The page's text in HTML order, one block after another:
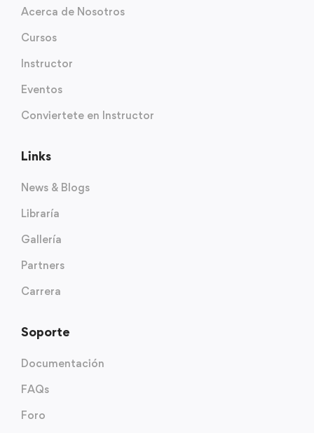
Acerca de Nosotros
Cursos
Instructor
Eventos
Conviertete en Instructor
Links
News & Blogs
Libraría
Gallería
Partners
Carrera
Soporte
Documentación
FAQs
Foro